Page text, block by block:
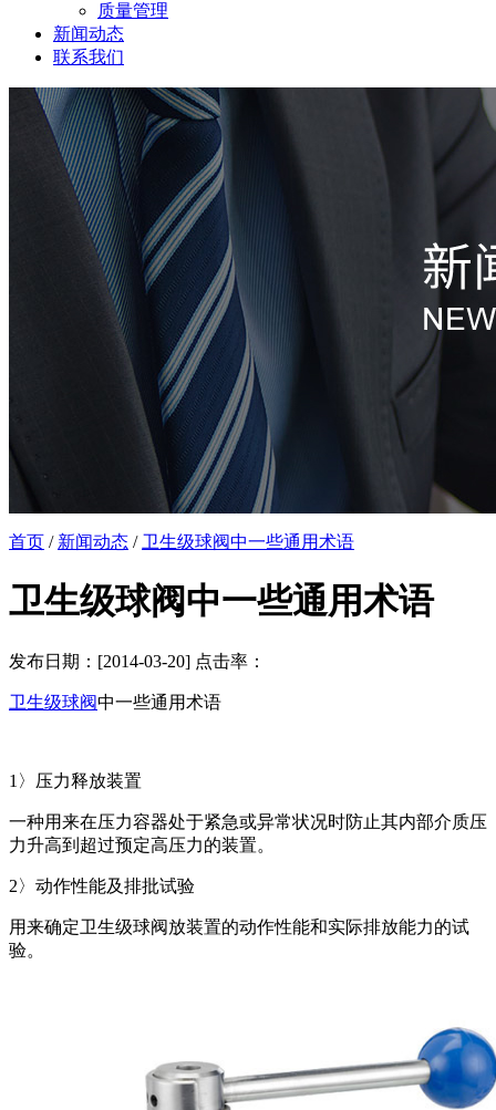
质量管理
新闻动态
联系我们
首页 / 新闻动态 / 卫生级球阀中一些通用术语
卫生级球阀中一些通用术语
发布日期：[2014-03-20] 点击率：
卫生级球阀中一些通用术语
1〉压力释放装置
一种用来在压力容器处于紧急或异常状况时防止其内部介质压
力升高到超过预定高压力的装置。
2〉动作性能及排批试验
用来确定卫生级球阀放装置的动作性能和实际排放能力的试
验。